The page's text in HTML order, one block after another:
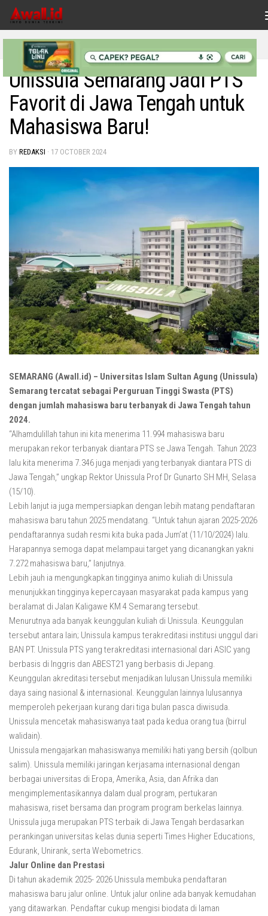
Skip to content
INDONESIAKU
Unissula Semarang Jadi PTS
Favorit di Jawa Tengah untuk
Mahasiswa Baru!
BY REDAKSI · 17 OCTOBER 2024
SEMARANG (Awall.id) – Universitas Islam Sultan Agung (Unissula)
Semarang tercatat sebagai Perguruan Tinggi Swasta (PTS)
dengan jumlah mahasiswa baru terbanyak di Jawa Tengah tahun
2024.
“Alhamdulillah tahun ini kita menerima 11.994 mahasiswa baru
merupakan rekor terbanyak diantara PTS se Jawa Tengah. Tahun 2023
lalu kita menerima 7.346 juga menjadi yang terbanyak diantara PTS di
Jawa Tengah,” ungkap Rektor Unissula Prof Dr Gunarto SH MH, Selasa
(15/10).
Lebih lanjut ia juga mempersiapkan dengan lebih matang pendaftaran
mahasiswa baru tahun 2025 mendatang. “Untuk tahun ajaran 2025-2026
pendaftarannya sudah resmi kita buka pada Jum’at (11/10/2024) lalu.
Harapannya semoga dapat melampaui target yang dicanangkan yakni
7.272 mahasiswa baru,” lanjutnya.
Lebih jauh ia mengungkapkan tingginya animo kuliah di Unissula
menunjukkan tingginya kepercayaan masyarakat pada kampus yang
beralamat di Jalan Kaligawe KM 4 Semarang tersebut.
Menurutnya ada banyak keunggulan kuliah di Unissula. Keunggulan
tersebut antara lain; Unissula kampus terakreditasi institusi unggul dari
BAN PT. Unissula PTS yang terakreditasi internasional dari ASIC yang
berbasis di Inggris dan ABEST21 yang berbasis di Jepang.
Keunggulan akreditasi tersebut menjadikan lulusan Unissula memiliki
daya saing nasional & internasional. Keunggulan lainnya lulusannya
memperoleh pekerjaan kurang dari tiga bulan pasca diwisuda.
Unissula mencetak mahasiswanya taat pada kedua orang tua (birrul
walidain).
Unissula mengajarkan mahasiswanya memiliki hati yang bersih (qolbun
salim). Unissula memiliki jaringan kerjasama internasional dengan
berbagai universitas di Eropa, Amerika, Asia, dan Afrika dan
mengimplementasikannya dalam dual program, pertukaran
mahasiswa, riset bersama dan program program berkelas lainnya.
Unissula juga merupakan PTS terbaik di Jawa Tengah berdasarkan
perankingan universitas kelas dunia seperti Times Higher Educations,
Edurank, Unirank, serta Webometrics.
Jalur Online dan Prestasi
Di tahun akademik 2025- 2026 Unissula membuka pendaftaran
mahasiswa baru jalur online. Untuk jalur online ada banyak kemudahan
yang ditawarkan. Pendaftar cukup mengisi biodata di laman